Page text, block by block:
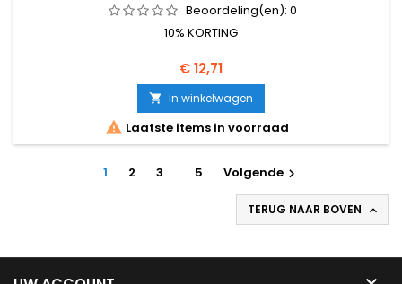
Beoordeling(en): 0
10% KORTING
Prijs
€ 12,71
 In winkelwagen
 Laatste items in voorraad
1 2 3 … 5 Volgende
TERUG NAAR BOVEN 